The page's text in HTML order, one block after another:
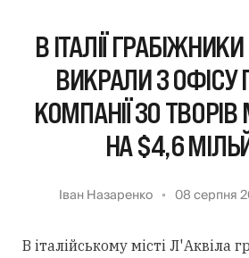
В ІТАЛІЇ
ВИКРАЛИ З ОФІСУ
КОМПАНІЇ 30
НА $4,6
Іван Назаренко 08 серпня
В італійському місті Л'Аквіла